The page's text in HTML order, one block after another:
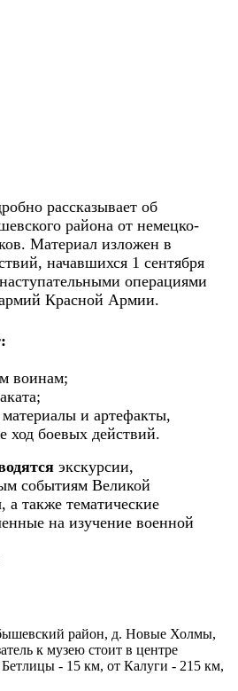
рассказывает об
района от немецко-
Материал изложен в
начавшихся 1 сентября
операциями
Красной Армии.
:
воинам;
и артефакты,
боевых действий.
экскурсии,
событиям Великой
также тематические
на изучение военной
район, д. Новые Холмы,
к музею стоит в центре
- 15 км, от Калуги - 215 км,